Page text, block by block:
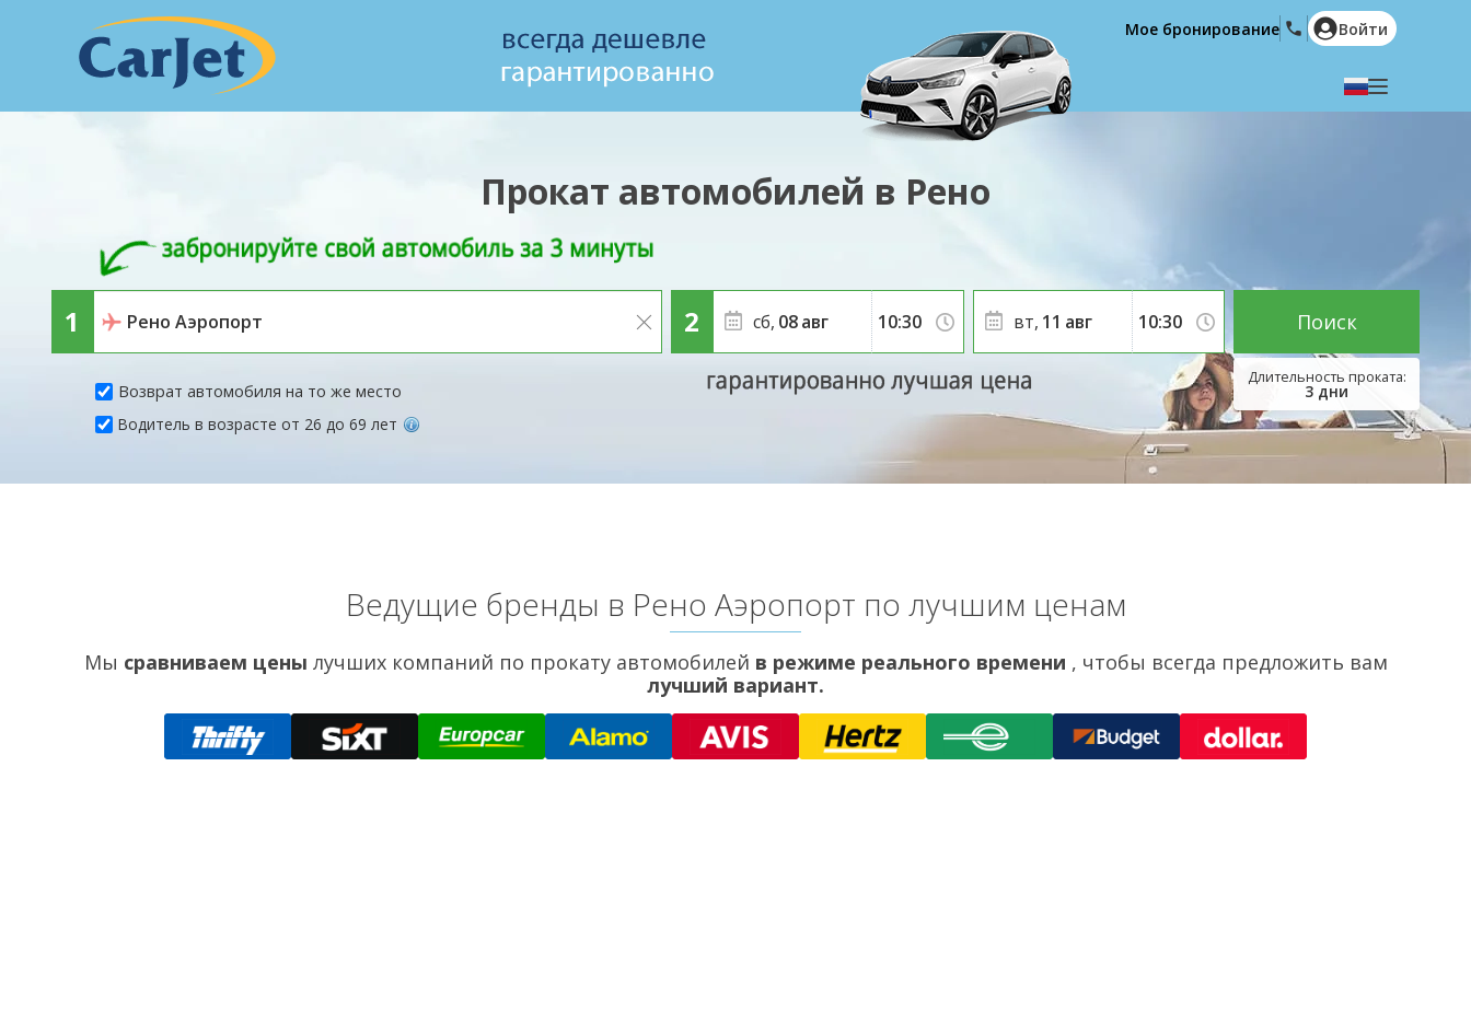
English (US)
Română
Ελληνικά
Hrvatski
العربية
Мое бронирование Войти
Прокат автомобилей в Рено
Возврат автомобиля на то же место
сб, 08авг
3 дни
вт, 11 авг
Водитель в возрасте от 26 до 69 лет
Поиск
Ведущие бренды в Рено Аэропорт по лучшим ценам
Мы сравниваем цены лучших компаний по прокату автомобилей в режиме реального времени , чтобы всегда предложить вам
лучший вариант.